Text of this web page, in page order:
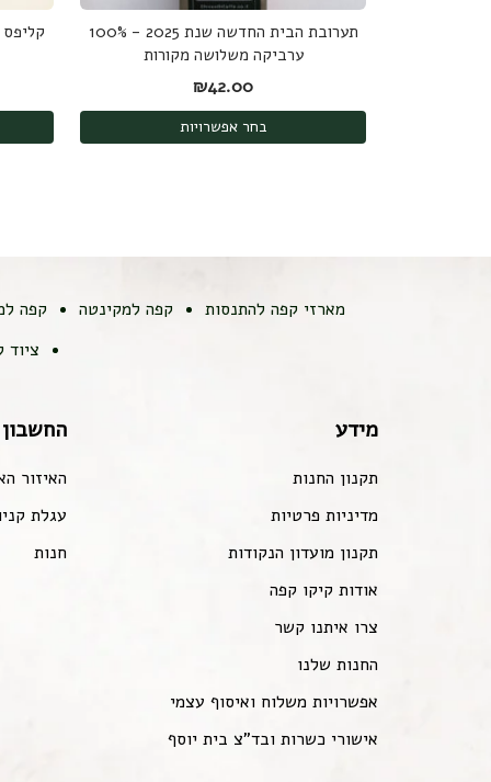
תערובת הבית החדשה שנת 2025 - 100%
ערביקה משלושה מקורות
₪42.00
בחר אפשרויות
מארזי קפה להתנסות קפה למקינטה
קפה
ציוד
מידע
תקנון החנות
מדיניות פרטיות
תקנון מועדון הנקודות
אודות קיקו קפה
צרו איתנו קשר
החנות שלנו
אפשרויות משלוח ואיסוף עצמי
אישורי כשרות ובד"צ בית יוסף
האיזור
עגלת
חנות